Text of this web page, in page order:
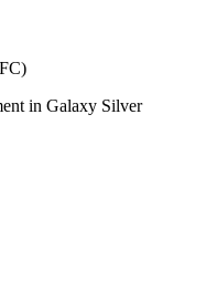
in Galaxy Silver